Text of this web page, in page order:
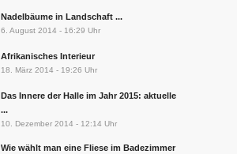
Nadelbäume in Landschaft ...
6. August 2014 - 16:29 Uhr
Afrikanisches Interieur
18. März 2014 - 19:26 Uhr
Das Innere der Halle im Jahr 2015: aktuelle
...
10. Dezember 2014 - 12:14 Uhr
Wie wählt man eine Fliese im Badezimmer